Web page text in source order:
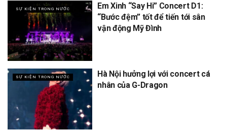
SỰ KIỆN TRONG NƯỚC
Em Xinh “Say Hi” Concert D1:
“Bước đệm” tốt để tiến tới sân
vận động Mỹ Đình
SỰ KIỆN TRONG NƯỚC
Hà Nội hưởng lợi với concert cá
nhân của G-Dragon